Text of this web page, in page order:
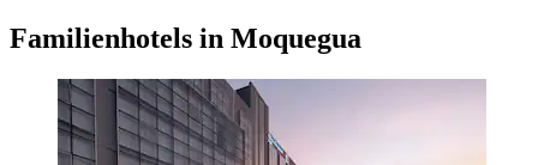
Familienhotels in Moquegua